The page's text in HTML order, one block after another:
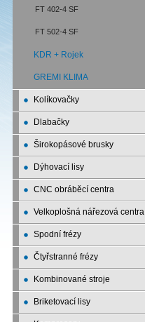
FT 402-4 SF
FT 502-4 SF
KDR + Rojek
GREMI KLIMA
Kolíkovačky
Dlabačky
Širokopásové brusky
Dýhovací lisy
CNC obráběcí centra
Velkoplošná nářezová centra
Spodní frézy
Čtyřstranné frézy
Kombinované stroje
Briketovací lisy